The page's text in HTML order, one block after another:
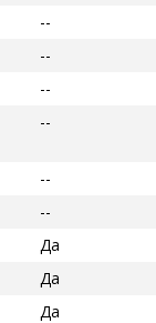
--
--
--
--
--
--
Да
Да
Да